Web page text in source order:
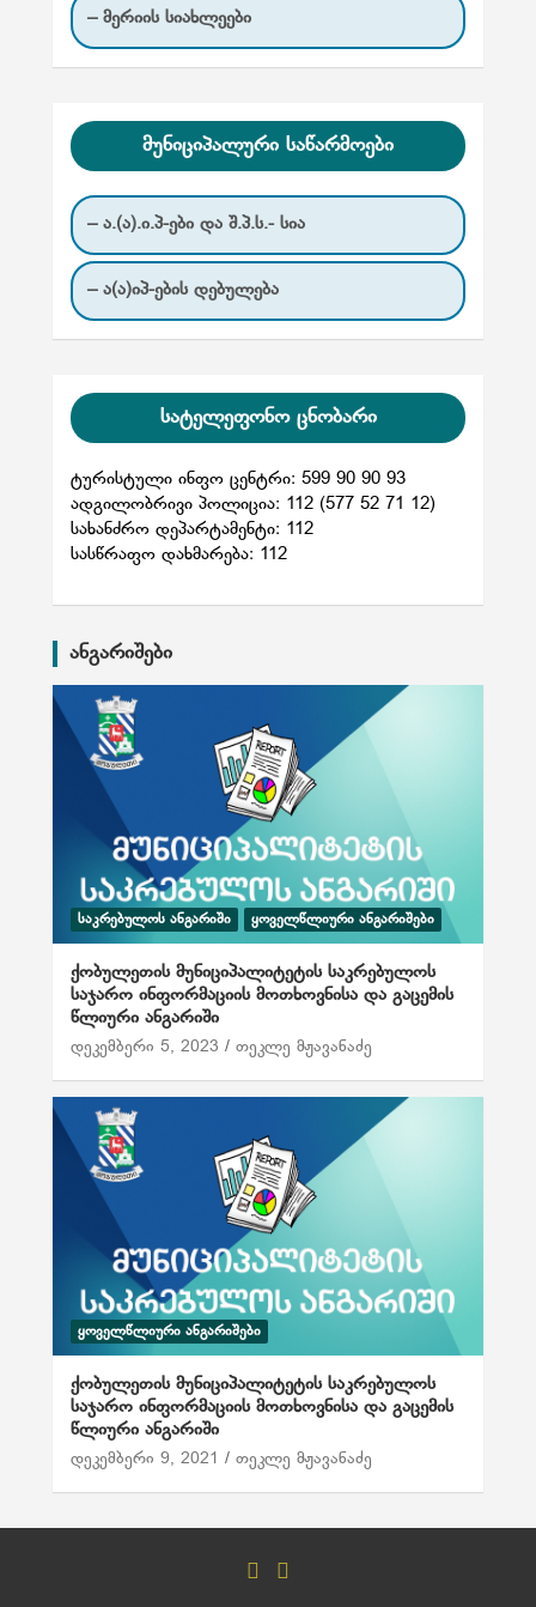
– მერიის სიახლეები
მუნიციპალური საწარმოები
– ა.(ა).ი.პ-ები და შ.პ.ს.- სია
– ა(ა)იპ-ების დებულება
სატელეფონო ცნობარი
ტურისტული ინფო ცენტრი: 599 90 90 93
ადგილობრივი პოლიცია: 112 (577 52 71 12)
სახანძრო დეპარტამენტი: 112
სასწრაფო დახმარება: 112
ანგარიშები
ᲡᲐᲙᲠᲔᲑᲣᲚᲝᲡ ᲐᲜᲒᲐᲠᲘᲨᲘ ᲧᲝᲕᲔᲚᲬᲚᲘᲣᲠᲘ ᲐᲜᲒᲐᲠᲘᲨᲔᲑᲘ
ქობულეთის მუნიციპალიტეტის საკრებულოს
საჯარო ინფორმაციის მოთხოვნისა და გაცემის
წლიური ანგარიში
დეკემბერი 5, 2023 თეკლე მჟავანაძე
ᲧᲝᲕᲔᲚᲬᲚᲘᲣᲠᲘ ᲐᲜᲒᲐᲠᲘᲨᲔᲑᲘ
ქობულეთის მუნიციპალიტეტის საკრებულოს
საჯარო ინფორმაციის მოთხოვნისა და გაცემის
წლიური ანგარიში
დეკემბერი 9, 2021 თეკლე მჟავანაძე